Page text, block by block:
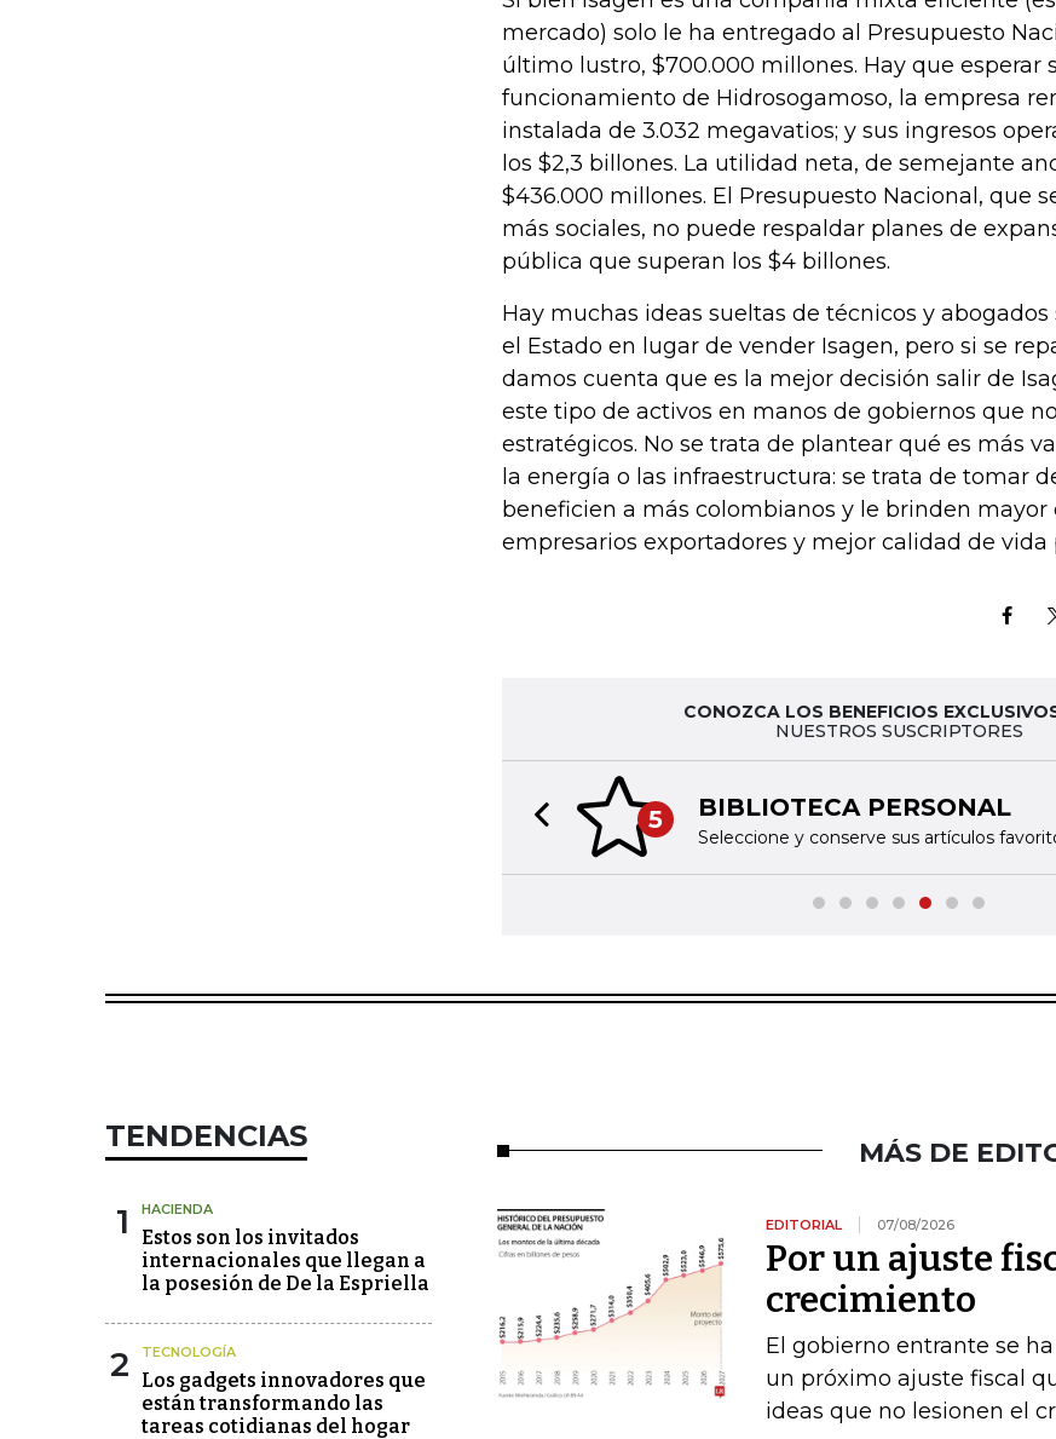
mercado) solo le ha entregado al Presupuesto
último lustro, $700.000 millones. Hay que esperar
funcionamiento de Hidrosogamoso, la empresa
instalada de 3.032 megavatios; y sus ingresos
los $2,3 billones. La utilidad neta, de semejante
$436.000 millones. El Presupuesto Nacional, que
más sociales, no puede respaldar planes de
pública que superan los $4 billones.
Hay muchas ideas sueltas de técnicos y
el Estado en lugar de vender Isagen, pero si se
damos cuenta que es la mejor decisión salir de
este tipo de activos en manos de gobiernos que
estratégicos. No se trata de plantear qué es más
la energía o las infraestructura: se trata de tomar
beneficien a más colombianos y le brinden
empresarios exportadores y mejor calidad de vida
CONOZCA LOS BENEFICIOS
NUESTROS SUSCRIPTORES
5 BIBLIOTECA PERSONAL
Seleccione y conserve sus artículos
Previous slide
TENDENCIAS
1 HACIENDA
Estos son los invitados
internacionales que llegan a
la posesión de De la Espriella
2 TECNOLOGÍA
Los gadgets innovadores que
están transformando las
tareas cotidianas del hogar
MÁS DE
EDITORIAL 07/08/2026
Por un ajuste
crecimiento
El gobierno entrante se
un próximo ajuste fiscal
ideas que no lesionen el